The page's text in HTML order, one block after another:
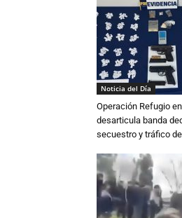
Noticia del Día
Operación Refugio
desarticula banda
secuestro y tráfico